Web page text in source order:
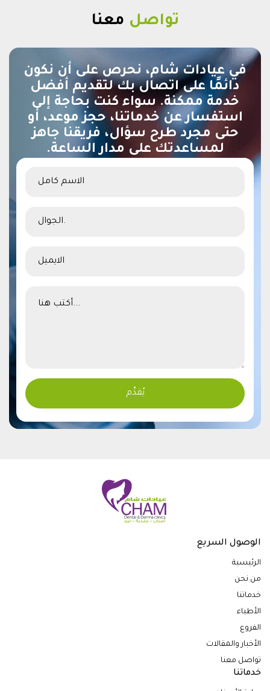
تواصل معنا
في عيادات شام، نحرص على أن نكون
دائمًا على اتصال بك لتقديم أفضل
خدمة ممكنة. سواء كنت بحاجة إلى
استفسار عن خدماتنا، حجز موعد، أو
حتى مجرد طرح سؤال، فريقنا جاهز
لمساعدتك على مدار الساعة.
الوصول السريع
الرئيسية
من نحن
خدماتنا
الأطباء
الفروع
الأخبار والمقالات
تواصل معنا
خدماتنا